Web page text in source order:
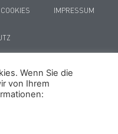
COOKIES IMPRESSUM
Wenn Sie die
von Ihrem